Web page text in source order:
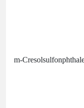
m-